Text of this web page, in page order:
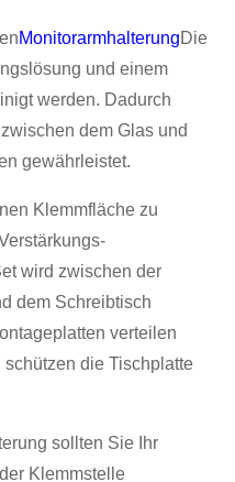
MonitorarmhalterungDie
und einem
werden. Dadurch
dem Glas und
gewährleistet.
Klemmfläche zu
wird zwischen der
dem Schreibtisch
verteilen
die Tischplatte
sollten Sie Ihr
Klemmstelle